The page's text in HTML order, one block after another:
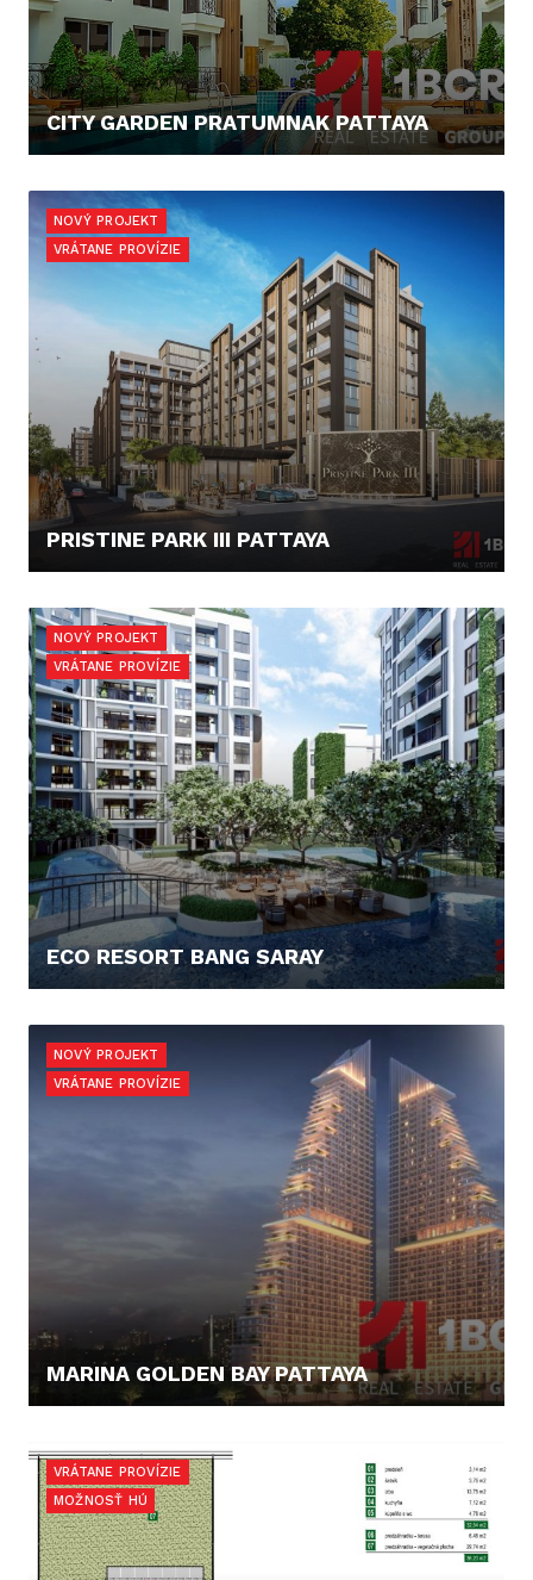
CITY GARDEN PRATUMNAK PATTAYA
NOVÝ PROJEKT
VRÁTANE PROVÍZIE
PRISTINE PARK III PATTAYA
NOVÝ PROJEKT
VRÁTANE PROVÍZIE
ECO RESORT BANG SARAY
NOVÝ PROJEKT
VRÁTANE PROVÍZIE
MARINA GOLDEN BAY PATTAYA
VRÁTANE PROVÍZIE
MOŽNOSŤ HÚ